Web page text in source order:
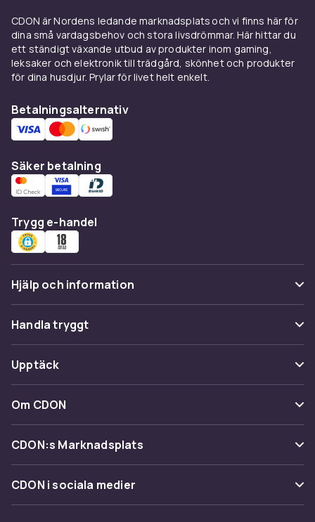
CDON är Nordens ledande marknadsplats och vi finns här för
dina små vardagsbehov och stora livsdrömmar. Här hittar du
ett ständigt växande utbud av produkter inom gaming,
leksaker och elektronik till trädgård, skönhet och produkter
för dina husdjur. Prylar för livet helt enkelt.
Betalningsalternativ
Säker betalning
Trygg e-handel
Hjälp och information
Vanliga frågor
Spåra paket
Ångra & Returnera här
Kundservice
Handla tryggt
Betalning
Leverans
Återkallelser
Upptäck
Kategorier
Varumärken
Shopit.se
Om CDON
Om oss
Kundrecensioner
CDON:s Marknadsplats
Sälj på CDON
Bli affiliate
CDON i sociala medier